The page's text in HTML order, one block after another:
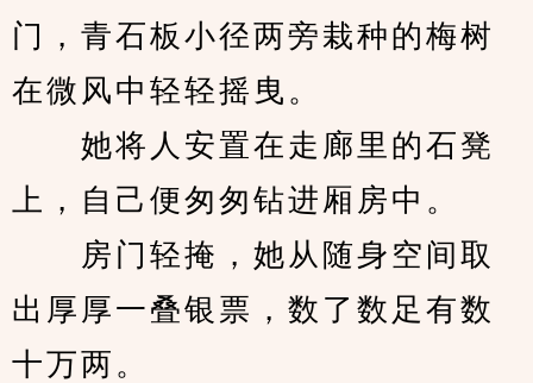
门，青石板小径两旁栽种的梅树
在微风中轻轻摇曳。
她将人安置在走廊里的石凳
上，自己便匆匆钻进厢房中。
房门轻掩，她从随身空间取
出厚厚一叠银票，数了数足有数
十万两。